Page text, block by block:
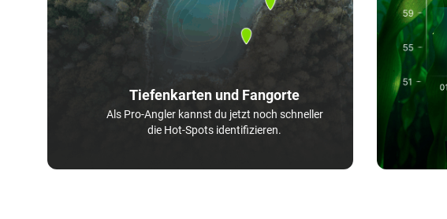
Tiefenkarten und Fangorte
Als Pro-Angler kannst du jetzt noch schneller
die Hot-Spots identifizieren.